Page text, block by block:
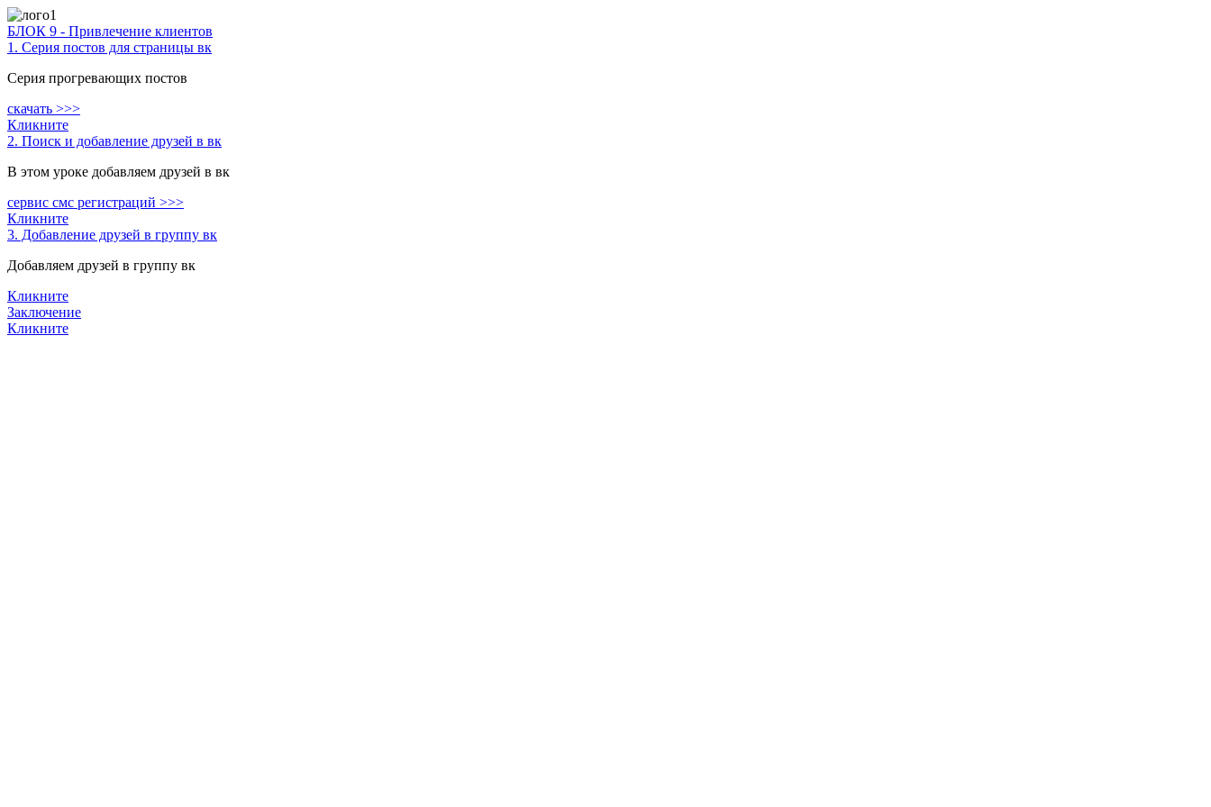
БЛОК 9 - Привлечение клиентов
1. Серия постов для страницы вк
Серия прогревающих постов
скачать >>>
Кликните
2. Поиск и добавление друзей в вк
В этом уроке добавляем друзей в вк
сервис смс регистраций >>>
Кликните
3. Добавление друзей в группу вк
Добавляем друзей в группу вк
Кликните
Заключение
Кликните